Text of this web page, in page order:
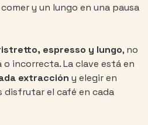
y un lungo en una pausa
espresso y lungo, no
incorrecta. La clave está en
extracción y elegir en
disfrutar el café en cada